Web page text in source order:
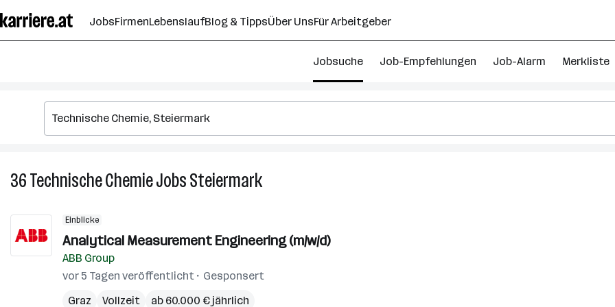
Seiteninhalt
springen
JobsFirmenLebenslaufBlog & TippsÜber UnsFür Arbeitgeber
Jobsuche Job-Empfehlungen Job-Alarm Merkliste
36Technische ChemieJobsSteiermark36
in
Einblicke
Analytical Measurement Engineering (m/w/d)
ABB Group
vor 5 Tagen veröffentlicht
Gesponsert
Graz
Vollzeit ab 60.000 € jährlich